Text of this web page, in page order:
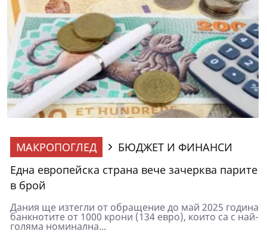
МАКРОПОГЛЕД
БЮДЖЕТ И ФИНАНСИ
Една европейска страна вече зачерква парите
в брой
Дания ще изтегли от обращение до май 2025 година
банкнотите от 1000 крони (134 евро), които са с най-
голяма номинална...